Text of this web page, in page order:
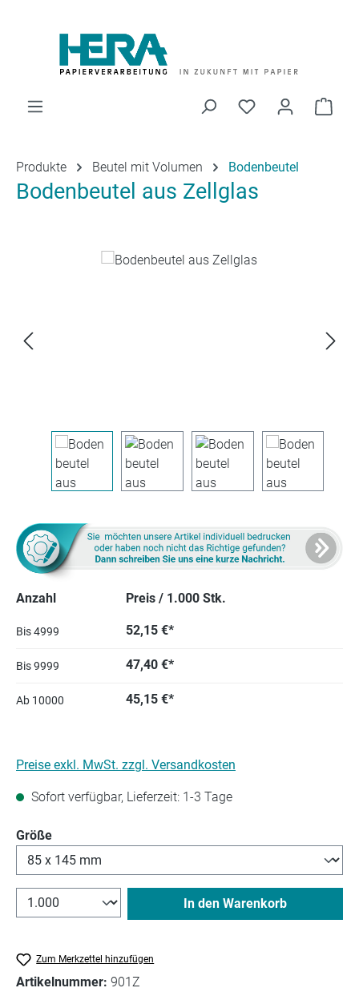
Du hast 0
Produkte Beutel mit Volumen Bodenbeutel
Bodenbeutel aus Zellglas
Bildergalerie überspringen
Anzahl Preis / 1.000 Stk.
Bis4999 52,15 €*
Bis9999 47,40 €*
Ab 10000 45,15 €*
Preise exkl. MwSt. zzgl. Versandkosten
Sofort verfügbar, Lieferzeit: 1-3 Tage
Größeauswählen
In den Warenkorb
Zum Merkzettel hinzufügen
Artikelnummer: 901Z